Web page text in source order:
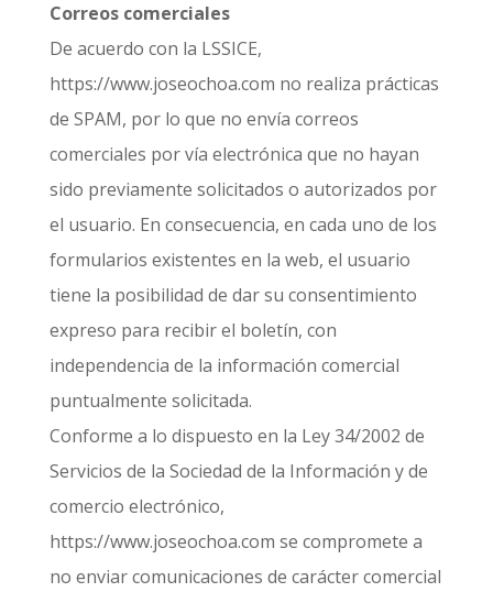
Correos comerciales
De acuerdo con la LSSICE,
https://www.joseochoa.com no realiza prácticas
de SPAM, por lo que no envía correos
comerciales por vía electrónica que no hayan
sido previamente solicitados o autorizados por
el usuario. En consecuencia, en cada uno de los
formularios existentes en la web, el usuario
tiene la posibilidad de dar su consentimiento
expreso para recibir el boletín, con
independencia de la información comercial
puntualmente solicitada.
Conforme a lo dispuesto en la Ley 34/2002 de
Servicios de la Sociedad de la Información y de
comercio electrónico,
https://www.joseochoa.com se compromete a
no enviar comunicaciones de carácter comercial